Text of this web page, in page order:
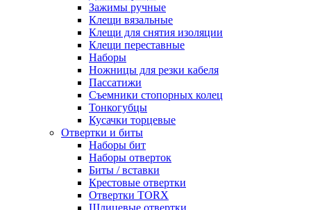
Зажимы ручные
Клещи вязальные
Клещи для снятия изоляции
Клещи переставные
Наборы
Ножницы для резки кабеля
Пассатижи
Съемники стопорных колец
Тонкогубцы
Кусачки торцевые
Отвертки и биты
Наборы бит
Наборы отверток
Биты / вставки
Крестовые отвертки
Отвертки TORX
Шлицевые отвертки